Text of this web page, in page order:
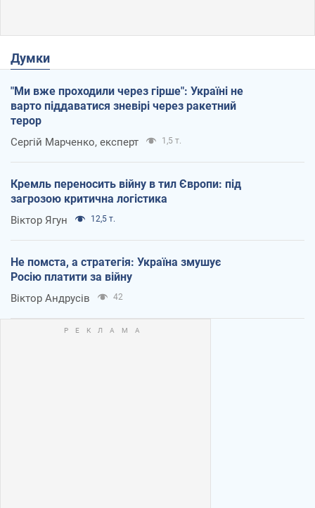
Думки
"Ми вже проходили через гірше": Україні не
варто піддаватися зневірі через ракетний
терор
Сергій Марченко, експерт 1,5 т.
Кремль переносить війну в тил Європи: під
загрозою критична логістика
Віктор Ягун 12,5 т.
Не помста, а стратегія: Україна змушує
Росію платити за війну
Віктор Андрусів 42